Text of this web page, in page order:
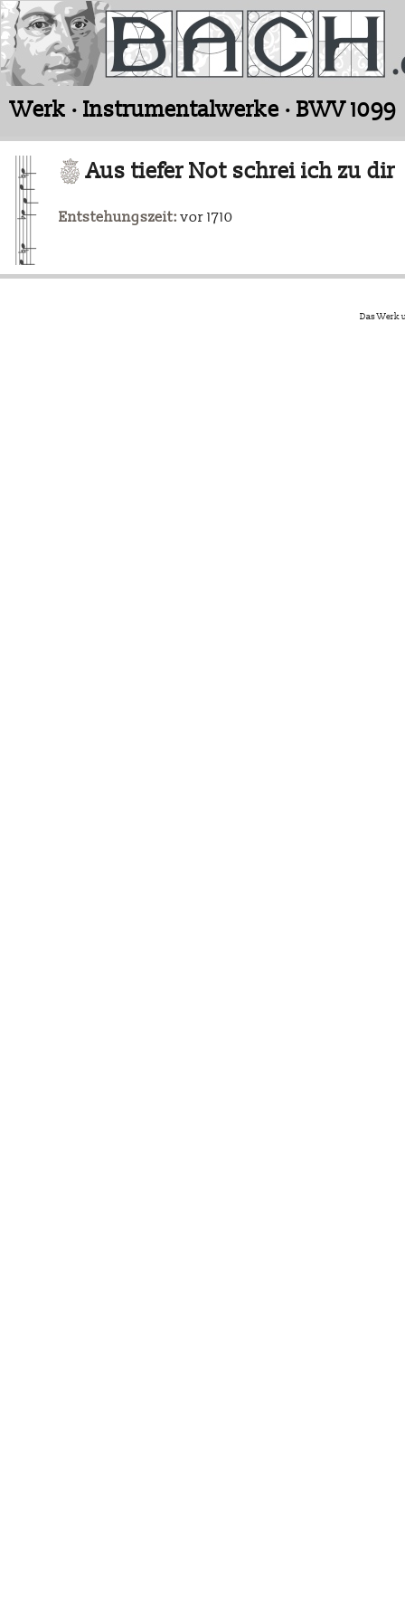
Werk · Instrumentalwerke · BWV 1099
Aus tiefer Not schrei ich zu dir
Entstehungszeit: vor 1710
Das Werk